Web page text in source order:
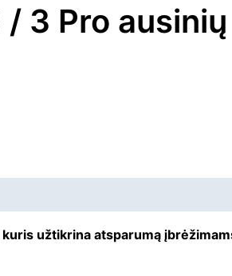
3 Pro
užtikrina atsparumą